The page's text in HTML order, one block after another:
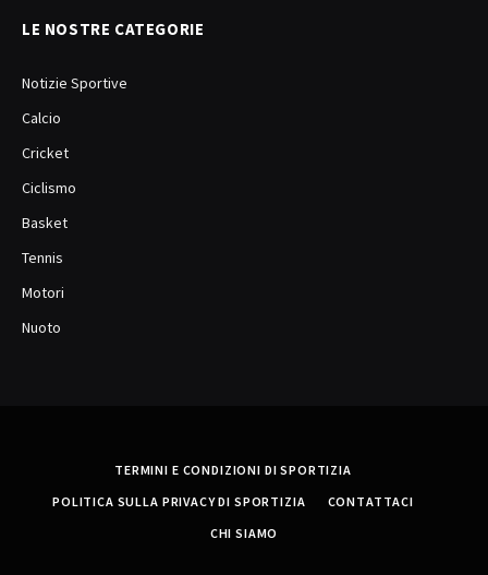
LE NOSTRE CATEGORIE
Notizie Sportive
Calcio
Cricket
Ciclismo
Basket
Tennis
Motori
Nuoto
TERMINI E CONDIZIONI DI SPORTIZIA
POLITICA SULLA PRIVACY DI SPORTIZIA
CONTATTACI
CHI SIAMO